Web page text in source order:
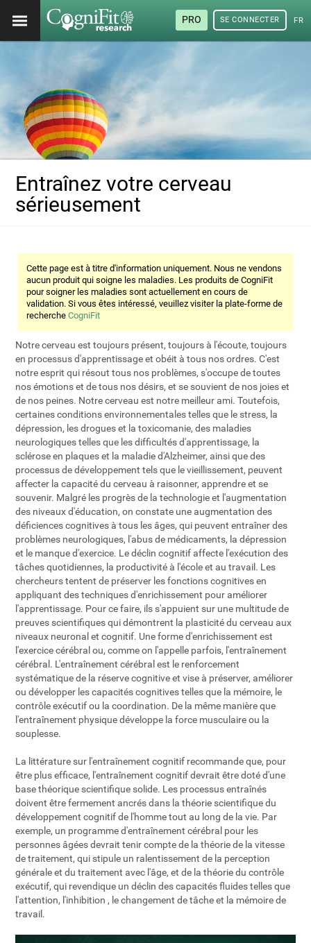
PRO SE CONNECTER
Entraînez votre cerveau
sérieusement
Cette page est à titre d'information uniquement. Nous ne vendons
aucun produit qui soigne les maladies. Les produits de CogniFit
pour soigner les maladies sont actuellement en cours de
validation. Si vous êtes intéressé, veuillez visiter la plate-forme de
rechercheCogniFit
Notre cerveau est toujours présent, toujours à l'écoute, toujours
en processus d'apprentissage et obéit à tous nos ordres. C'est
notre esprit qui résout tous nos problèmes, s'occupe de toutes
nos émotions et de tous nos désirs, et se souvient de nos joies et
de nos peines. Notre cerveau est notre meilleur ami. Toutefois,
certaines conditions environnementales telles que le stress, la
dépression, les drogues et la toxicomanie, des maladies
neurologiques telles que les difficultés d'apprentissage, la
sclérose en plaques et la maladie d'Alzheimer, ainsi que des
processus de développement tels que le vieillissement, peuvent
affecter la capacité du cerveau à raisonner, apprendre et se
souvenir. Malgré les progrès de la technologie et l'augmentation
des niveaux d'éducation, on constate une augmentation des
déficiences cognitives à tous les âges, qui peuvent entraîner des
problèmes neurologiques, l'abus de médicaments, la dépression
et le manque d'exercice. Le déclin cognitif affecte l'exécution des
tâches quotidiennes, la productivité à l'école et au travail. Les
chercheurs tentent de préserver les fonctions cognitives en
appliquant des techniques d'enrichissement pour améliorer
l'apprentissage. Pour ce faire, ils s'appuient sur une multitude de
preuves scientifiques qui démontrent la plasticité du cerveau aux
niveaux neuronal et cognitif. Une forme d'enrichissement est
l'exercice cérébral ou, comme on l'appelle parfois, l'entraînement
cérébral. L'entraînement cérébral est le renforcement
systématique de la réserve cognitive et vise à préserver, améliorer
ou développer les capacités cognitives telles que la mémoire, le
contrôle exécutif ou la coordination. De la même manière que
l'entraînement physique développe la force musculaire ou la
souplesse.
La littérature sur l'entraînement cognitif recommande que, pour
être plus efficace, l'entraînement cognitif devrait être doté d'une
base théorique scientifique solide. Les processus entraînés
doivent être fermement ancrés dans la théorie scientifique du
développement cognitif de l'homme tout au long de la vie. Par
exemple, un programme d'entraînement cérébral pour les
personnes âgées devrait tenir compte de la théorie de la vitesse
de traitement, qui stipule un ralentissement de la perception
générale et du traitement avec l'âge, et de la théorie du contrôle
exécutif, qui revendique un déclin des capacités fluides telles que
l'attention, l'inhibition , le changement de tâche et la mémoire de
travail.